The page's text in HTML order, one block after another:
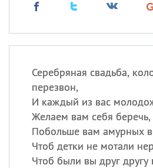
Серебряная свадьба,
перезвон,
И каждый из вас
Желаем вам себя беречь,
Побольше вам амурных
Чтоб детки не мотали
Чтоб были вы друг другу